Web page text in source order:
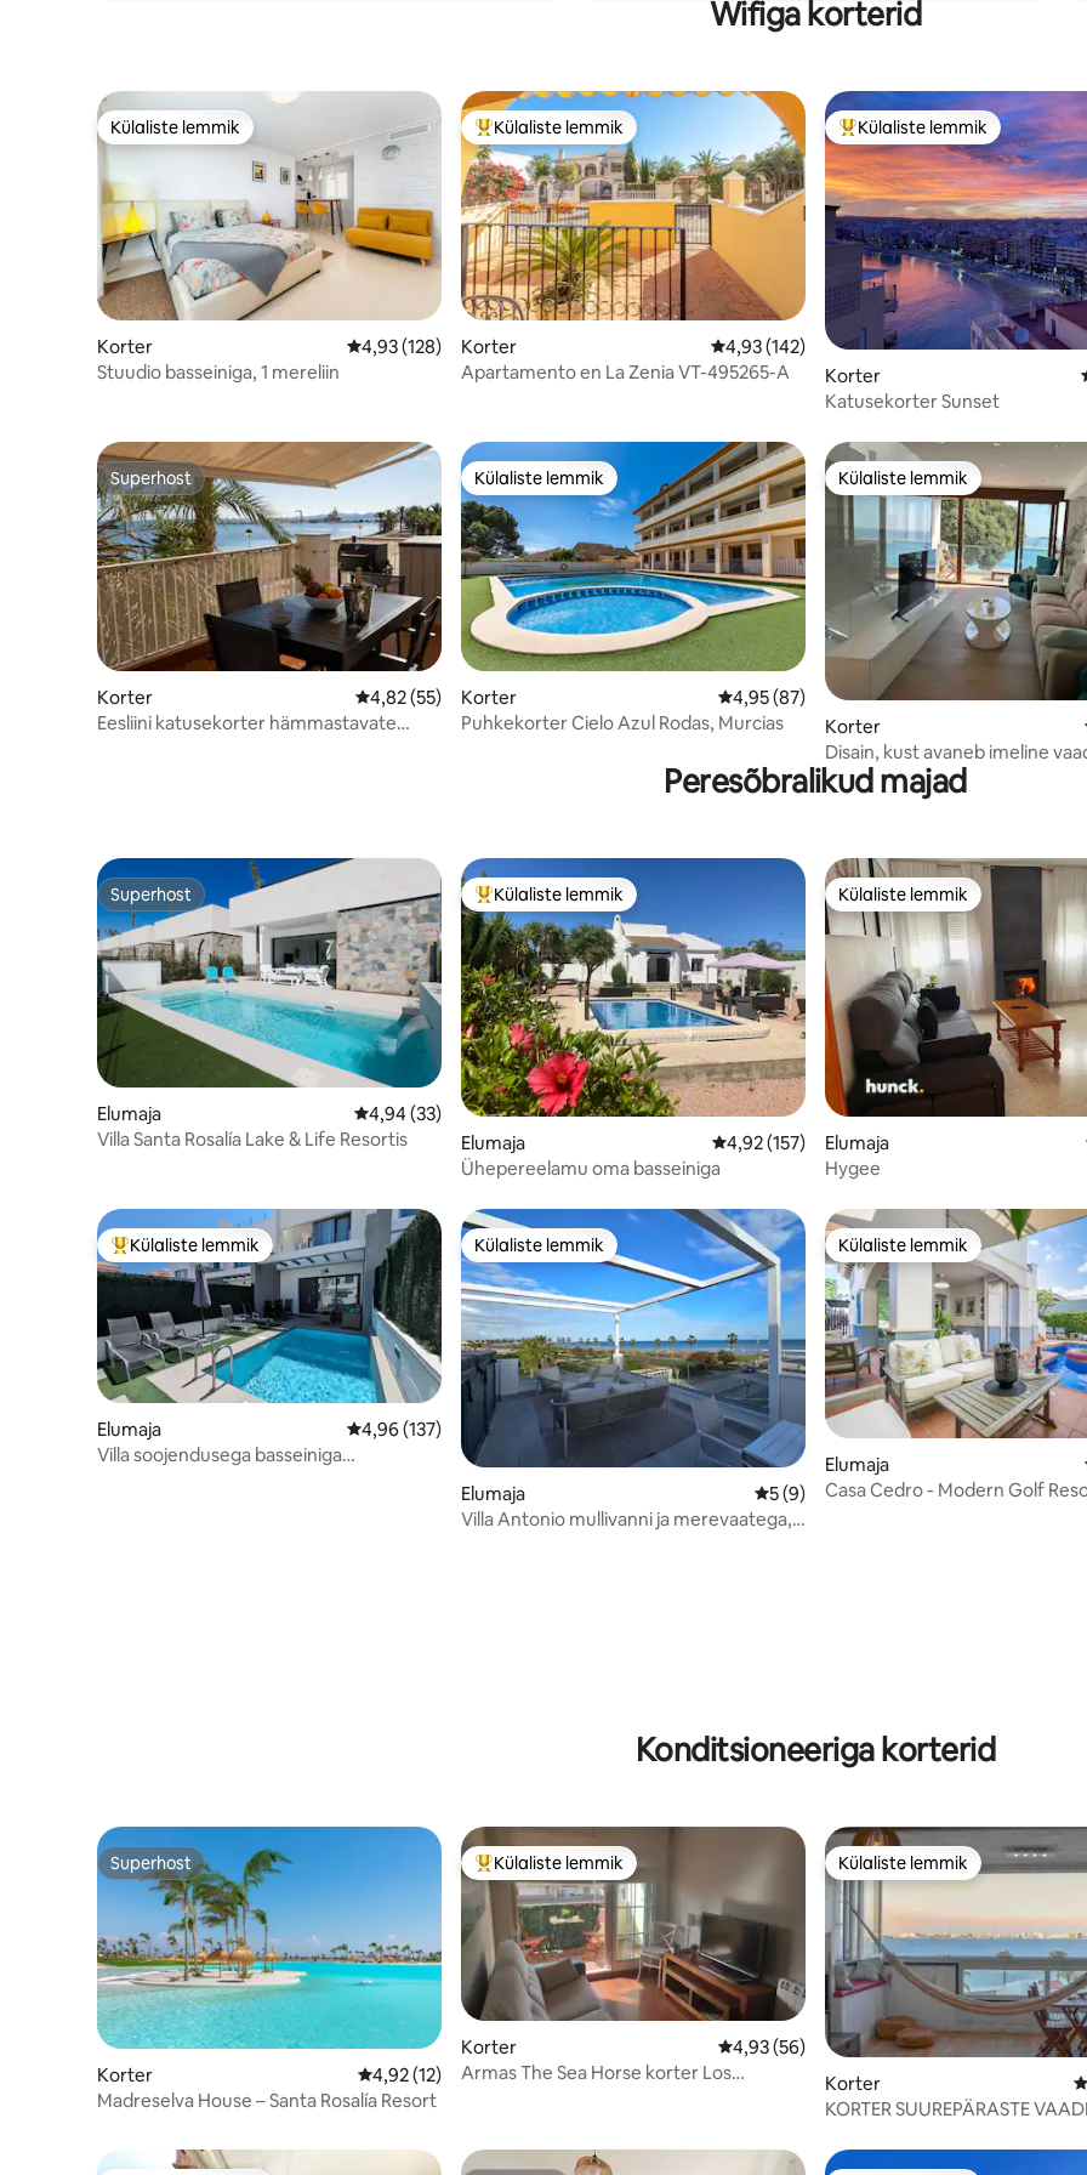
Wifiga korterid
Külaliste lemmik
Külaliste lemmik
Korter Keskmine hinnang 4,93/5, 128 hinnangut
4,93 (128)
Stuudio basseiniga, 1 mereliin
Külaliste suur lemmik
Külaliste lemmik
Korter Keskmine hinnang 4,93/5, 142 hinnangut
4,93 (142)
Apartamento en La Zenia VT-495265-A
Külaliste suur lemmik
Külaliste lemmik
Korter
Katusekorter Sunset
Superhost
Superhost
Korter Keskmine hinnang 4,82/5, 55 hinnangut
4,82 (55)
Eesliini katusekorter hämmastavate
Külaliste lemmik
Külaliste lemmik
Korter Keskmine hinnang 4,95/5, 87 hinnangut
4,95 (87)
Puhkekorter Cielo Azul Rodas, Murcias
Külaliste lemmik
Külaliste lemmik
Korter
Disain, kust avaneb imeline
ookeanile
Peresõbralikud majad
Superhost
Superhost
Elumaja Keskmine hinnang 4,94/5, 33 hinnangut
4,94 (33)
Villa Santa Rosalía Lake & Life Resortis
Külaliste suur lemmik
Külaliste lemmik
Elumaja Keskmine hinnang 4,92/5, 157 hinnangut
4,92 (157)
Ühepereelamu oma basseiniga
Külaliste lemmik
Külaliste lemmik
Elumaja
Hygee
Külaliste suur lemmik
Külaliste lemmik
Elumaja Keskmine hinnang 4,96/5, 137 hinnangut
4,96 (137)
Villa soojendusega basseiniga
Külaliste lemmik
Külaliste lemmik
Elumaja Keskmine hinnang 5/5, 9 hinnangut
5 (9)
Villa Antonio mullivanni ja merevaatega, 3
Külaliste lemmik
Külaliste lemmik
Elumaja
Casa Cedro - Modern Golf
Konditsioneeriga korterid
Superhost
Superhost
Korter Keskmine hinnang 4,92/5, 12 hinnangut
4,92 (12)
Madreselva House – Santa Rosalía Resort
Külaliste suur lemmik
Külaliste lemmik
Korter Keskmine hinnang 4,93/5, 56 hinnangut
4,93 (56)
Armas The Sea Horse korter Los
Külaliste lemmik
Külaliste lemmik
Korter
KORTER SUUREPÄRASTE